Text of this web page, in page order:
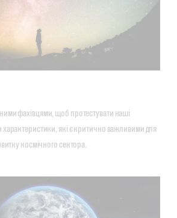
фахівцями, щоб протестувати наші
характеристики, які є критично важливими для
космічного сектора.